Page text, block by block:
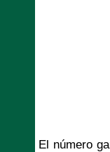
El número